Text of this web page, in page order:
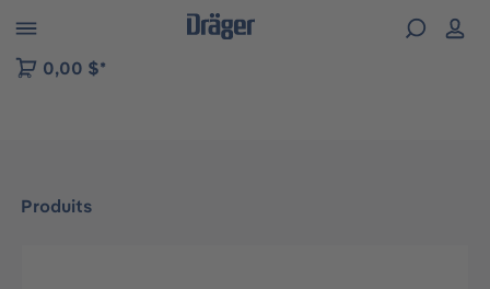
to B2B platform navigation
0,00 $*
Produits